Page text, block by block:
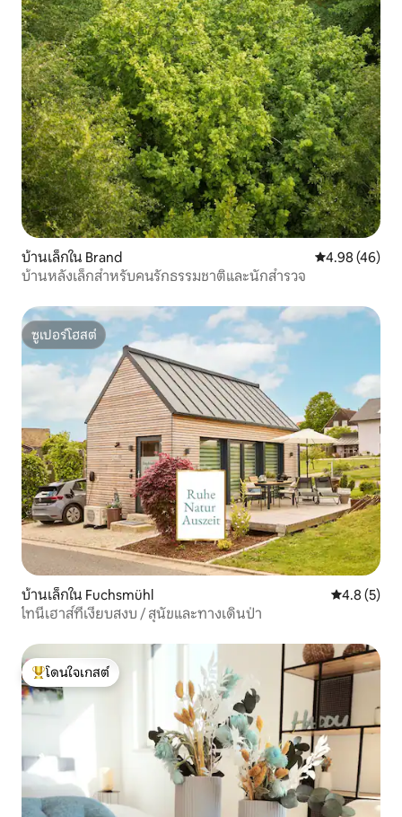
บ้านเล็กใน Brand คะแนนเฉลี่ย
4.98 (46)
บ้านหลังเล็กสำหรับคนรักธรรมชาติและนักสำรวจ
ซูเปอร์โฮสต์
ซูเปอร์โฮสต์
บ้านเล็กใน Fuchsmühl คะแนนเฉลี่
4.8 (5)
ไทนีเฮาส์ที่เงียบสงบ / สุนัขและทางเดินป่า
โดนใจเกสต์ที่สุด
โดนใจเกสต์